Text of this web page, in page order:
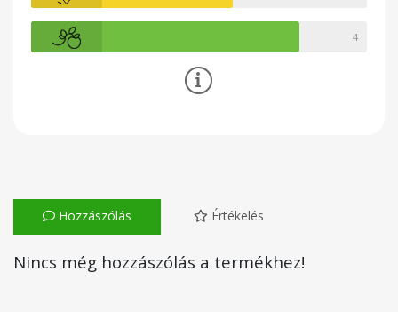
4
Hozzászólás Értékelés
Nincs még hozzászólás a termékhez!